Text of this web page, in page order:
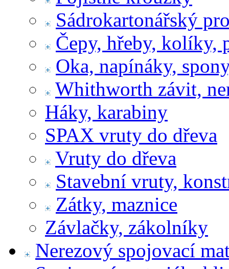
Sádrokartonářský
Čepy, hřeby, kolíky,
Oka, napínáky,
Whithworth závit,
Háky, karabiny
SPAX vruty do dřeva
Vruty do dřeva
Stavební vruty,
Zátky, maznice
Závlačky, zákolníky
Nerezový spojovací